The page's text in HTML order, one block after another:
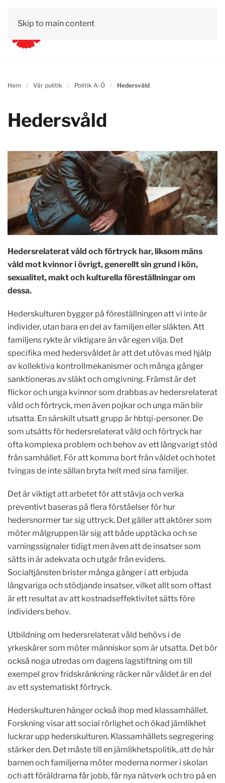
Skip to main content
Hem Vår politik Politik A-Ö Hedersvåld
Hedersvåld
Hedersrelaterat våld och förtryck har, liksom mäns
våld mot kvinnor i övrigt, generellt sin grund i kön,
sexualitet, makt och kulturella föreställningar om
dessa.
Hederskulturen bygger på föreställningen att vi inte är
individer, utan bara en del av familjen eller släkten. Att
familjens rykte är viktigare än vår egen vilja. Det
specifika med hedersvåldet är att det utövas med hjälp
av kollektiva kontrollmekanismer och många gånger
sanktioneras av släkt och omgivning. Främst är det
flickor och unga kvinnor som drabbas av hedersrelaterat
våld och förtryck, men även pojkar och unga män blir
utsatta. En särskilt utsatt grupp är hbtqi-personer. De
som utsätts för hedersrelaterat våld och förtryck har
ofta komplexa problem och behov av ett långvarigt stöd
från samhället. För att komma bort från våldet och hotet
tvingas de inte sällan bryta helt med sina familjer.
Det är viktigt att arbetet för att stävja och verka
preventivt baseras på flera förståelser för hur
hedersnormer tar sig uttryck. Det gäller att aktörer som
möter målgruppen lär sig att både upptäcka och se
varningssignaler tidigt men även att de insatser som
sätts in är adekvata och utgår från evidens.
Socialtjänsten brister många gånger i att erbjuda
långvariga och stödjande insatser, vilket allt som oftast
är ett resultat av att kostnadseffektivitet sätts före
individers behov.
Utbildning om hedersrelaterat våld behövs i de
yrkeskårer som möter människor som är utsatta. Det bör
också noga utredas om dagens lagstiftning om till
exempel grov fridskränkning räcker när våldet är en del
av ett systematiskt förtryck.
Hederskulturen hänger också ihop med klassamhället.
Forskning visar att social rörlighet och ökad jämlikhet
luckrar upp hederskulturen. Klassamhällets segregering
stärker den. Det måste till en jämlikhetspolitik, att de här
barnen och familjerna möter moderna normer i skolan
och att föräldrarna får jobb, får nya nätverk och tro på en